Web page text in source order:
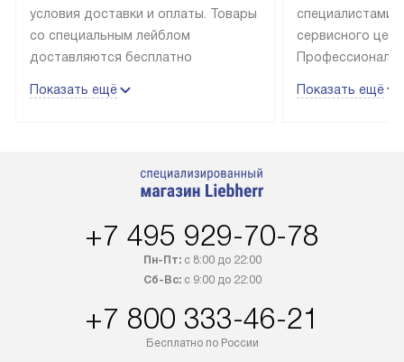
условия доставки и оплаты. Товары
со специальным лейблом
доставляются бесплатно
до подъезда, выезд за МКАД
в течение трех дней. Доставка
регионы осуществляется через
100% предоплаты наша компания
до представительства
транспортной компании в городе
Показать ещё
специалистами
сервисного
эксплуатации
Стоимость
обеспечивают
Показать ещё
+7 495 929-70-78
Пн-Пт:с 8:00 до 22:00
Сб-Вс:с 9:00 до 22:00
+7 800 333-46-21
Бесплатно по России